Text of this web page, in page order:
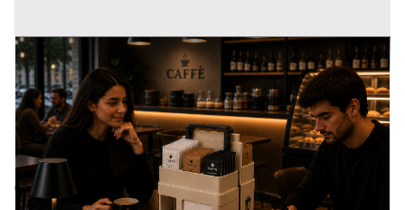
Organizer da tavolo per locali pubblici
Inserito il: 11/05/2026
Lamezia Terme (Catanzaro)
Annuncio scaduto
Prezzo
15.000 €
Codice annuncio: 122004583